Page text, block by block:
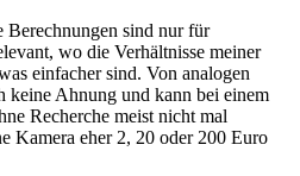
Berechnungen sind nur für
wo die Verhältnisse meiner
einfacher sind. Von analogen
keine Ahnung und kann bei einem
Recherche meist nicht mal
Kamera eher 2, 20 oder 200 Euro